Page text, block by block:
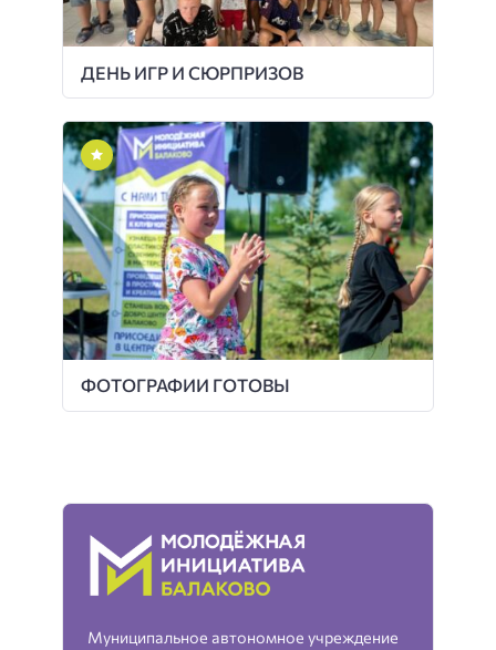
ДЕНЬ ИГР И СЮРПРИЗОВ
ФОТОГРАФИИ ГОТОВЫ
Муниципальное автономное учреждение